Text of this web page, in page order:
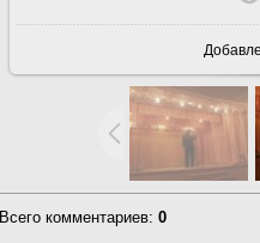
Всего комментариев: 0